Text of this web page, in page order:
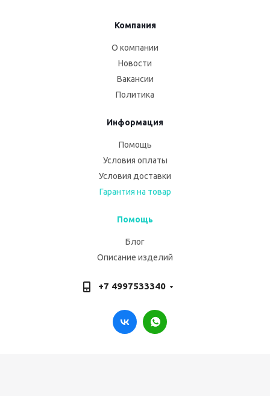
Компания
О компании
Новости
Вакансии
Политика
Информация
Помощь
Условия оплаты
Условия доставки
Гарантия на товар
Помощь
Блог
Описание изделий
+7 4997533340